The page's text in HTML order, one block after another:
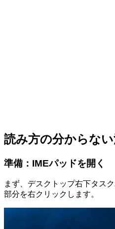
読み方の分からな
準備：IMEパッドを開く
まず、デスクトップ右下タス
部分を右クリックします。